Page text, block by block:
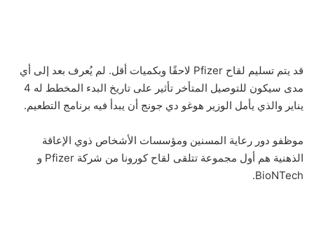
قد يتم تسليم لقاح Pfizer لاحقًا وبكميات أقل. لم يُعرف بعد إلى أي
مدى سيكون للتوصيل المتأخر تأثير على تاريخ البدء المخطط له 4
يناير والذي يأمل الوزير هوغو دي جونج أن يبدأ فيه برنامج التطعيم.
موظفو دور رعاية المسنين ومؤسسات الأشخاص ذوي الإعاقة
الذهنية هم أول مجموعة تتلقى لقاح كورونا من شركة Pfizer و
BioNTech.